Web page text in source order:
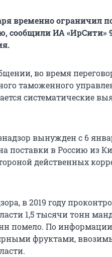
временно ограничил
сообщили ИА «ИрСити»
во время
таможенного
систематические
вынужден с 6
поставки в Россию из
действенных
в 2019 году
1,5 тысячи тонн
помело. По
фруктами,